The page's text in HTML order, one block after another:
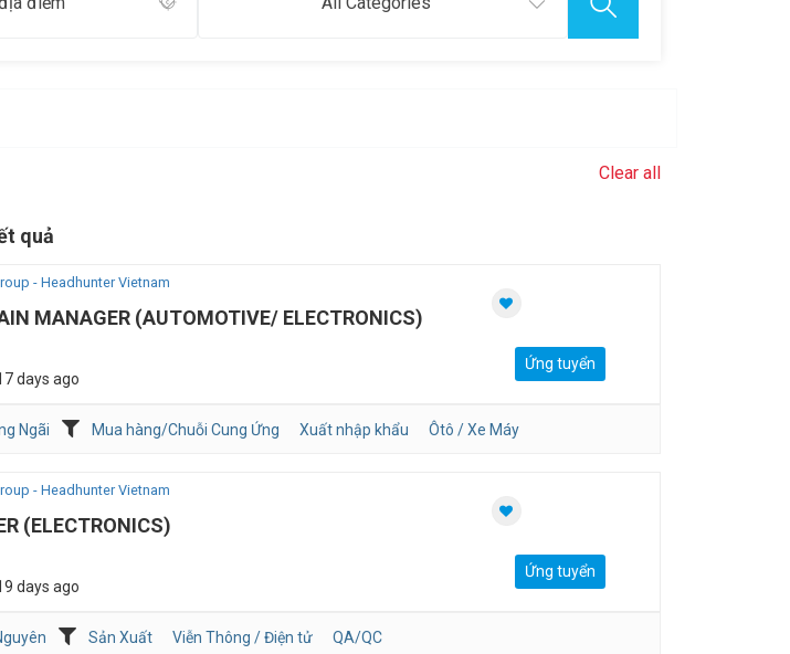
Clear all
quả
- Headhunter Vietnam
MANAGER (AUTOMOTIVE/ ELECTRONICS)
days ago
Ứng tuyển
Ngãi Mua hàng/Chuỗi Cung Ứng Xuất nhập khẩu Ôtô / Xe Máy
- Headhunter Vietnam
(ELECTRONICS)
days ago
Ứng tuyển
Sản Xuất Viễn Thông / Điện tử QA/QC